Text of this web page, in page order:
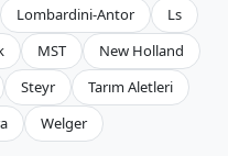
Lombardini-Antor
Ls
MST
New Holland
Steyr
Tarım Aletleri
Welger